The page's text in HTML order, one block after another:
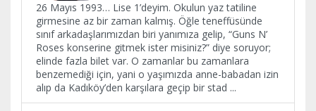
26 Mayıs 1993… Lise 1’deyim. Okulun yaz tatiline
girmesine az bir zaman kalmış. Öğle teneffüsünde
sınıf arkadaşlarımızdan biri yanımıza gelip, “Guns N’
Roses konserine gitmek ister misiniz?” diye soruyor;
elinde fazla bilet var. O zamanlar bu zamanlara
benzemediği için, yani o yaşımızda anne-babadan izin
alıp da Kadıköy’den karşılara geçip bir stad ...